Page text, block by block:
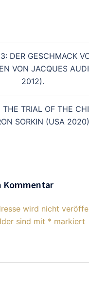
DER GESCHMACK
VON JACQUES
2012).
TRIAL OF THE
SORKIN (USA
Kommentar
wird nicht
sind mit * markiert